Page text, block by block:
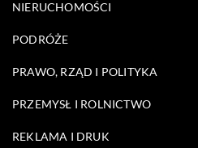
NIERUCHOMOŚCI
PODRÓŻE
PRAWO, RZĄD I POLITYKA
PRZEMYSŁ I ROLNICTWO
REKLAMA I DRUK